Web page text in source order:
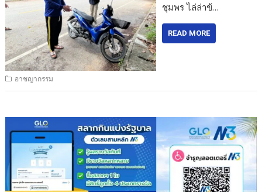
ชุมพร ไล่ล่าข้…
READ MORE
อาชญากรรม